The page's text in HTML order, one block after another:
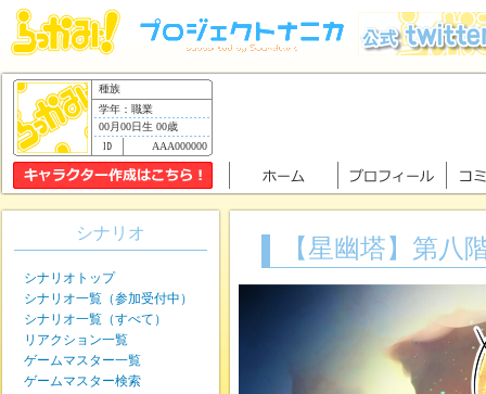
種族
学年：職業
00月00日生 00歳
AAA000000
【星幽塔】第
シナリオ
シナリオトップ
シナリオ一覧（参加受付中）
シナリオ一覧（すべて）
リアクション一覧
ゲームマスター一覧
ゲームマスター検索